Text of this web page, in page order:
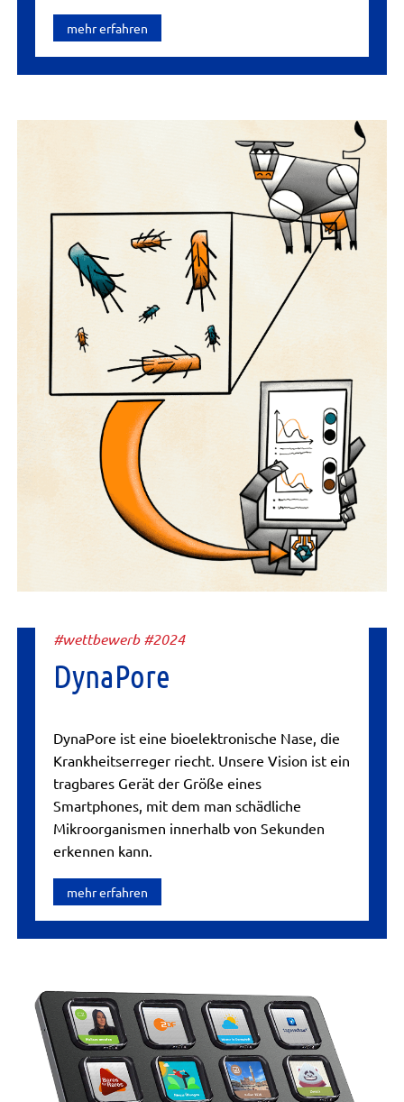
mehr erfahren
#wettbewerb #2024
DynaPore
DynaPore ist eine bioelektronische Nase, die
Krankheitserreger riecht. Unsere Vision ist ein
tragbares Gerät der Größe eines
Smartphones, mit dem man schädliche
Mikroorganismen innerhalb von Sekunden
erkennen kann.
mehr erfahren